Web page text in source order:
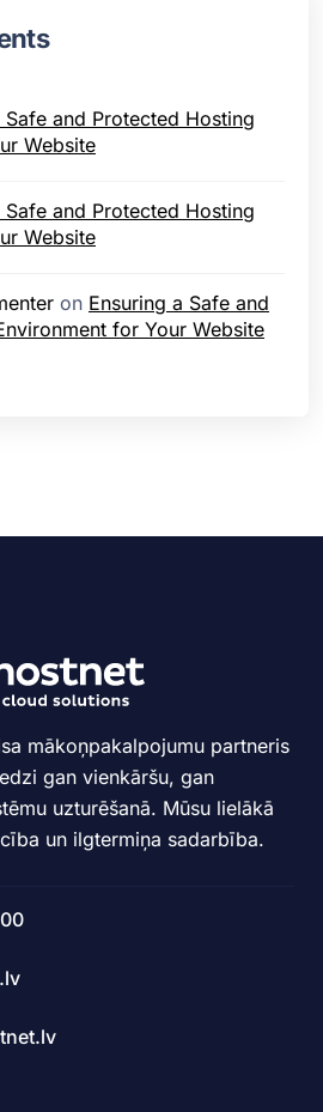
Safe and Protected Hosting
Website
Safe and Protected Hosting
Website
on Ensuring a Safe and
for Your Website
mākoņpakalpojumu partneris
gan vienkāršu, gan
uzturēšanā. Mūsu lielākā
un ilgtermiņa sadarbība.